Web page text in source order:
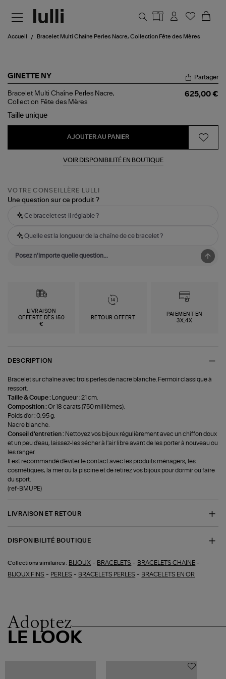
Accueil Bracelet Multi Chaîne Perles Nacre, Collection Fête des Mères
GINETTE NY
Bracelet
Multi
Perles
Nacre,
des
Partager
Bracelet Multi Chaîne Perles Nacre,
Collection Fête des Mères
625,00 €
Taille unique
AJOUTER AU PANIER
VOIR DISPONIBILITÉ EN BOUTIQUE
VOTRE CONSEILLÈRE LULLI
Une question sur ce produit ?
Ce bracelet est-il réglable ?
Quelle est la longueur de la chaîne de ce bracelet ?
LIVRAISON
OFFERTE DÈS 150
€
RETOUR OFFERT
PAIEMENT EN
3X,4X
DESCRIPTION
Bracelet sur chaîne avec trois perles de nacre blanche. Fermoir classique à
ressort.
Taille & Coupe :
Longueur : 21 cm.
Composition :Or 18 carats (750 millièmes).
Poids d'or : 0,95 g.
Nacre blanche.
Conseil d'entretien : Nettoyez vos bijoux régulièrement avec un chiffon doux
et un peu d'eau, laissez-les sécher à l'air libre avant de les porter à nouveau ou
les ranger.
Il est recommandé d'éviter le contact avec les produits ménagers, les
cosmétiques, la mer ou la piscine et de retirez vos bijoux pour dormir ou faire
du sport.
(ref-BMUPE)
LIVRAISON ET RETOUR
DISPONIBILITÉ BOUTIQUE
Collections similaires : BIJOUX - BRACELETS - BRACELETS CHAINE -
BIJOUX FINS - PERLES - BRACELETS PERLES - BRACELETS EN OR
Adoptez
LE LOOK